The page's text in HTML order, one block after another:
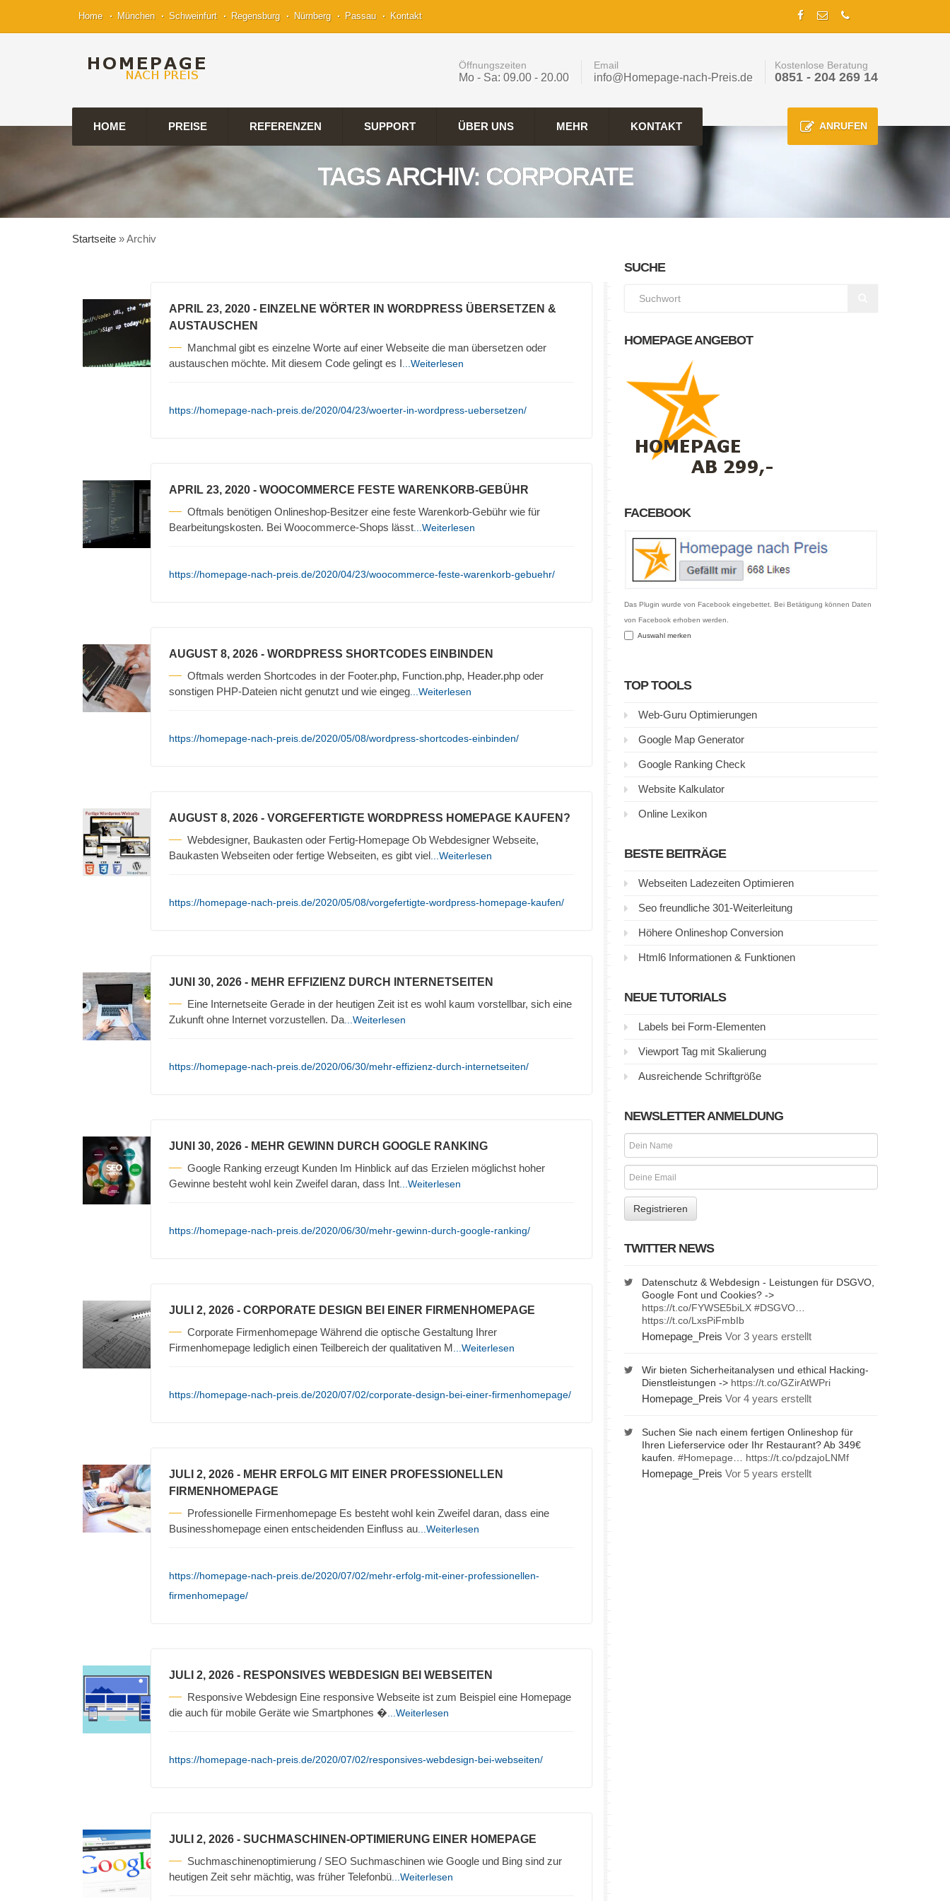
Home München Schweinfurt Regensburg Nürnberg Passau Kontakt
Öffnungszeiten
Mo - Sa: 09.00 - 20.00
Email
info@Homepage-nach-Preis.de
Kostenlose Beratung
0851 - 204 269 14
HOME PREISE REFERENZEN SUPPORT ÜBER UNS MEHR KONTAKT ANRUFEN
TAGS ARCHIV: CORPORATE
Startseite »Archiv
APRIL 23, 2020 - EINZELNE WÖRTER IN WORDPRESS ÜBERSETZEN &
AUSTAUSCHEN
Manchmal gibt es einzelne Worte auf einer Webseite die man übersetzen oder
austauschen möchte. Mit diesem Code gelingt es I ...Weiterlesen
https://homepage-nach-preis.de/2020/04/23/woerter-in-wordpress-uebersetzen/
APRIL 23, 2020 - WOOCOMMERCE FESTE WARENKORB-GEBÜHR
Oftmals benötigen Onlineshop-Besitzer eine feste Warenkorb-Gebühr wie für
Bearbeitungskosten. Bei Woocommerce-Shops lässt ...Weiterlesen
https://homepage-nach-preis.de/2020/04/23/woocommerce-feste-warenkorb-gebuehr/
AUGUST 8, 2026 - WORDPRESS SHORTCODES EINBINDEN
Oftmals werden Shortcodes in der Footer.php, Function.php, Header.php oder
sonstigen PHP-Dateien nicht genutzt und wie eingeg ...Weiterlesen
https://homepage-nach-preis.de/2020/05/08/wordpress-shortcodes-einbinden/
AUGUST 8, 2026 - VORGEFERTIGTE WORDPRESS HOMEPAGE KAUFEN?
Webdesigner, Baukasten oder Fertig-Homepage Ob Webdesigner Webseite,
Baukasten Webseiten oder fertige Webseiten, es gibt viel ...Weiterlesen
https://homepage-nach-preis.de/2020/05/08/vorgefertigte-wordpress-homepage-kaufen/
JUNI 30, 2026 - MEHR EFFIZIENZ DURCH INTERNETSEITEN
Eine Internetseite Gerade in der heutigen Zeit ist es wohl kaum vorstellbar, sich eine
Zukunft ohne Internet vorzustellen. Da ...Weiterlesen
https://homepage-nach-preis.de/2020/06/30/mehr-effizienz-durch-internetseiten/
JUNI 30, 2026 - MEHR GEWINN DURCH GOOGLE RANKING
Google Ranking erzeugt Kunden Im Hinblick auf das Erzielen möglichst hoher
Gewinne besteht wohl kein Zweifel daran, dass Int ...Weiterlesen
https://homepage-nach-preis.de/2020/06/30/mehr-gewinn-durch-google-ranking/
JULI 2, 2026 - CORPORATE DESIGN BEI EINER FIRMENHOMEPAGE
Corporate Firmenhomepage Während die optische Gestaltung Ihrer
Firmenhomepage lediglich einen Teilbereich der qualitativen M ...Weiterlesen
https://homepage-nach-preis.de/2020/07/02/corporate-design-bei-einer-firmenhomepage/
JULI 2, 2026 - MEHR ERFOLG MIT EINER PROFESSIONELLEN
FIRMENHOMEPAGE
Professionelle Firmenhomepage Es besteht wohl kein Zweifel daran, dass eine
Businesshomepage einen entscheidenden Einfluss au ...Weiterlesen
https://homepage-nach-preis.de/2020/07/02/mehr-erfolg-mit-einer-professionellen-
firmenhomepage/
JULI 2, 2026 - RESPONSIVES WEBDESIGN BEI WEBSEITEN
Responsive Webdesign Eine responsive Webseite ist zum Beispiel eine Homepage
die auch für mobile Geräte wie Smartphones � ...Weiterlesen
https://homepage-nach-preis.de/2020/07/02/responsives-webdesign-bei-webseiten/
JULI 2, 2026 - SUCHMASCHINEN-OPTIMIERUNG EINER HOMEPAGE
Suchmaschinenoptimierung / SEO Suchmaschinen wie Google und Bing sind zur
heutigen Zeit sehr mächtig, was früher Telefonbü ...Weiterlesen
SUCHE
HOMEPAGE ANGEBOT
FACEBOOK
Das Plugin wurde von Facebook eingebettet. Bei Betätigung können Daten
von Facebook erhoben werden.
Auswahl merken
TOP TOOLS
Web-Guru Optimierungen
Google Map Generator
Google Ranking Check
Website Kalkulator
Online Lexikon
BESTE BEITRÄGE
Webseiten Ladezeiten Optimieren
Seo freundliche 301-Weiterleitung
Höhere Onlineshop Conversion
Html6 Informationen & Funktionen
NEUE TUTORIALS
Labels bei Form-Elementen
Viewport Tag mit Skalierung
Ausreichende Schriftgröße
NEWSLETTER ANMELDUNG
TWITTER NEWS
Datenschutz & Webdesign - Leistungen für DSGVO,
Google Font und Cookies? ->
https://t.co/FYWSE5biLX #DSGVO…
https://t.co/LxsPiFmbIb
Homepage_Preis Vor 3 years erstellt
Wir bieten Sicherheitanalysen und ethical Hacking-
Dienstleistungen -> https://t.co/GZirAtWPri
Homepage_Preis Vor 4 years erstellt
Suchen Sie nach einem fertigen Onlineshop für
Ihren Lieferservice oder Ihr Restaurant? Ab 349€
kaufen. #Homepage https://t.co/pdzajoLNMf
Homepage_Preis Vor 5 years erstellt